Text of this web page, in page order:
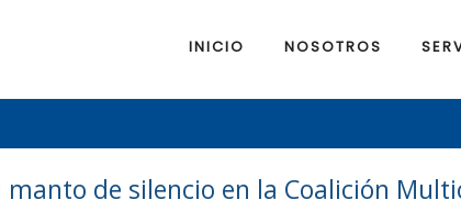
INICIO NOSOTROS
manto de silencio en la Coalición